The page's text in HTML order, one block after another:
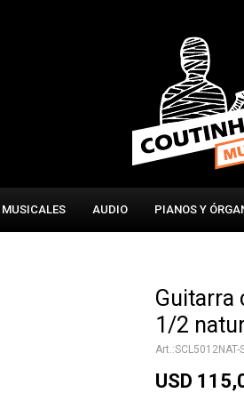
AUDIO PIANOS Y
Guitarra
1/2
SCL5012NAT-
USD